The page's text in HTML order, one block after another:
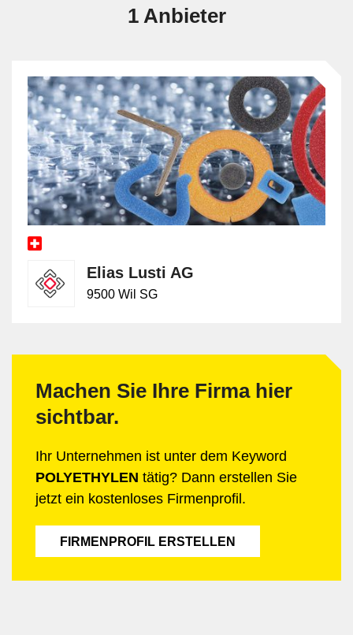
1 Anbieter
Elias Lusti AG
9500 Wil SG
Machen Sie Ihre Firma hier
sichtbar.
Ihr Unternehmen ist unter dem Keyword
POLYETHYLEN tätig? Dann erstellen Sie
jetzt ein kostenloses Firmenprofil.
FIRMENPROFIL ERSTELLEN